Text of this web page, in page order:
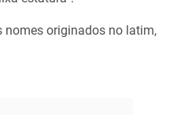
nomes originados no latim,